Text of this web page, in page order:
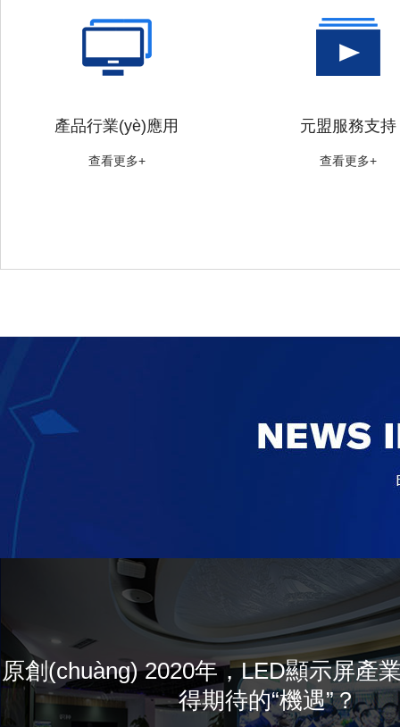
產品行業(yè)應用
查看更多+
元盟服務支持
查看更多+
原創(chuàng) 2020年，LED顯示屏產
得期待的“機遇”？